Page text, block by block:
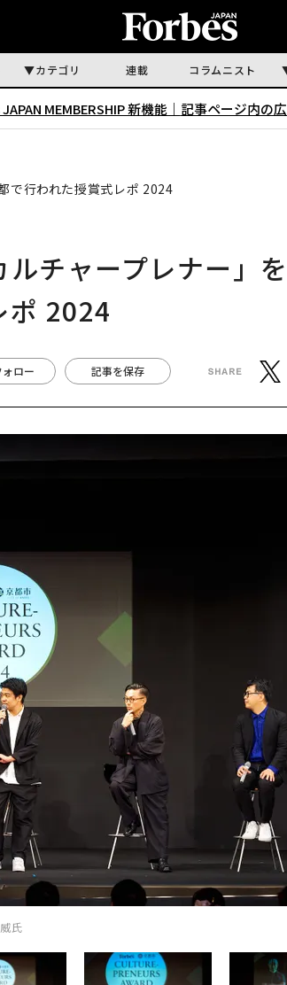
カテゴリ 連載 コラムニスト
MEMBERSHIP 新機能｜ 記事ページ内の
で行われた授賞式レポ 2024
チャープレナー」
2024
ロー 記事を保存
氏